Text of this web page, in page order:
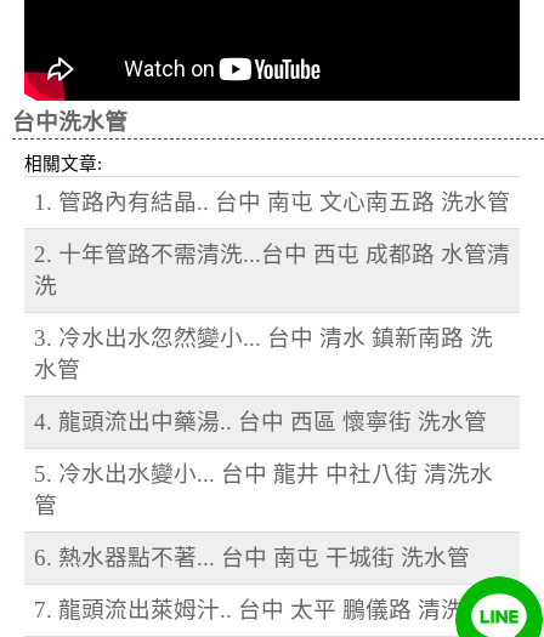
台中洗水管
相關文章:
1. 管路內有結晶.. 台中 南屯 文心南五路 洗水管
2. 十年管路不需清洗...台中 西屯 成都路 水管清
洗
3. 冷水出水忽然變小... 台中 清水 鎮新南路 洗
水管
4. 龍頭流出中藥湯.. 台中 西區 懷寧街 洗水管
5. 冷水出水變小... 台中 龍井 中社八街 清洗水
管
6. 熱水器點不著... 台中 南屯 干城街 洗水管
7. 龍頭流出萊姆汁.. 台中 太平 鵬儀路 清洗水管